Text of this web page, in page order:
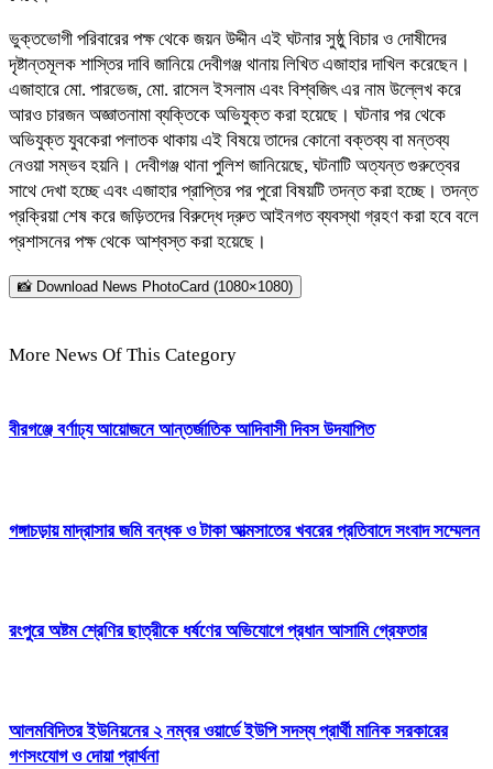
ভুক্তভোগী পরিবারের পক্ষ থেকে জয়ন উদ্দীন এই ঘটনার সুষ্ঠু বিচার ও দোষীদের
দৃষ্টান্তমূলক শাস্তির দাবি জানিয়ে দেবীগঞ্জ থানায় লিখিত এজাহার দাখিল করেছেন।
এজাহারে মো. পারভেজ, মো. রাসেল ইসলাম এবং বিশ্বজিৎ এর নাম উল্লেখ করে
আরও চারজন অজ্ঞাতনামা ব্যক্তিকে অভিযুক্ত করা হয়েছে। ঘটনার পর থেকে
অভিযুক্ত যুবকেরা পলাতক থাকায় এই বিষয়ে তাদের কোনো বক্তব্য বা মন্তব্য
নেওয়া সম্ভব হয়নি। দেবীগঞ্জ থানা পুলিশ জানিয়েছে, ঘটনাটি অত্যন্ত গুরুত্বের
সাথে দেখা হচ্ছে এবং এজাহার প্রাপ্তির পর পুরো বিষয়টি তদন্ত করা হচ্ছে। তদন্ত
প্রক্রিয়া শেষ করে জড়িতদের বিরুদ্ধে দ্রুত আইনগত ব্যবস্থা গ্রহণ করা হবে বলে
প্রশাসনের পক্ষ থেকে আশ্বস্ত করা হয়েছে।
📸 Download News PhotoCard (1080×1080)
More News Of This Category
বীরগঞ্জে বর্ণাঢ্য আয়োজনে আন্তর্জাতিক আদিবাসী দিবস উদযাপিত
গঙ্গাচড়ায় মাদ্রাসার জমি বন্ধক ও টাকা আত্মসাতের খবরের প্রতিবাদে সংবাদ সম্মেলন
রংপুরে অষ্টম শ্রেণির ছাত্রীকে ধর্ষণের অভিযোগে প্রধান আসামি গ্রেফতার
আলমবিদিতর ইউনিয়নের ২ নম্বর ওয়ার্ডে ইউপি সদস্য প্রার্থী মানিক সরকারের
গণসংযোগ ও দোয়া প্রার্থনা